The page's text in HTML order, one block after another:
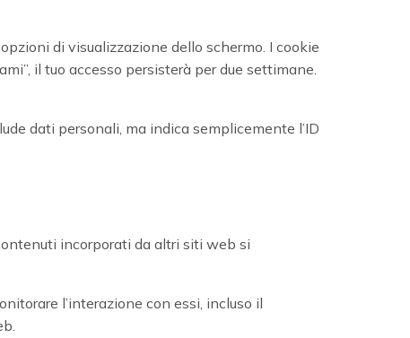
di visualizzazione dello schermo. I cookie
il tuo accesso persisterà per due settimane.
dati personali, ma indica semplicemente l’ID
incorporati da altri siti web si
l’interazione con essi, incluso il